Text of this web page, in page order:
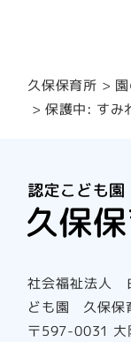
久保保育所
保護中: すみ
社会福祉法人
ども園 久保保
〒597-0031 大